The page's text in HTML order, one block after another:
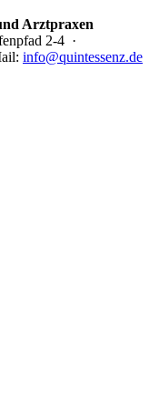
Arztpraxen
2-4 ·
info@quintessenz.de